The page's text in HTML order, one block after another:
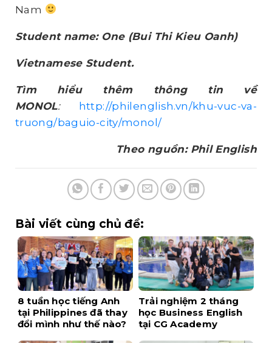
Nam
Student name: One (Bui Thi Kieu Oanh)
Vietnamese Student.
Tìm hiểu thêm thông tin về
MONOL: http://philenglish.vn/khu-vuc-va-
truong/baguio-city/monol/
Theo nguồn: Phil English
Bài viết cùng chủ đề:
8 tuần học tiếng Anh
tại Philippines đã thay
đổi mình như thế nào?
Trải nghiệm 2 tháng
học Business English
tại CG Academy